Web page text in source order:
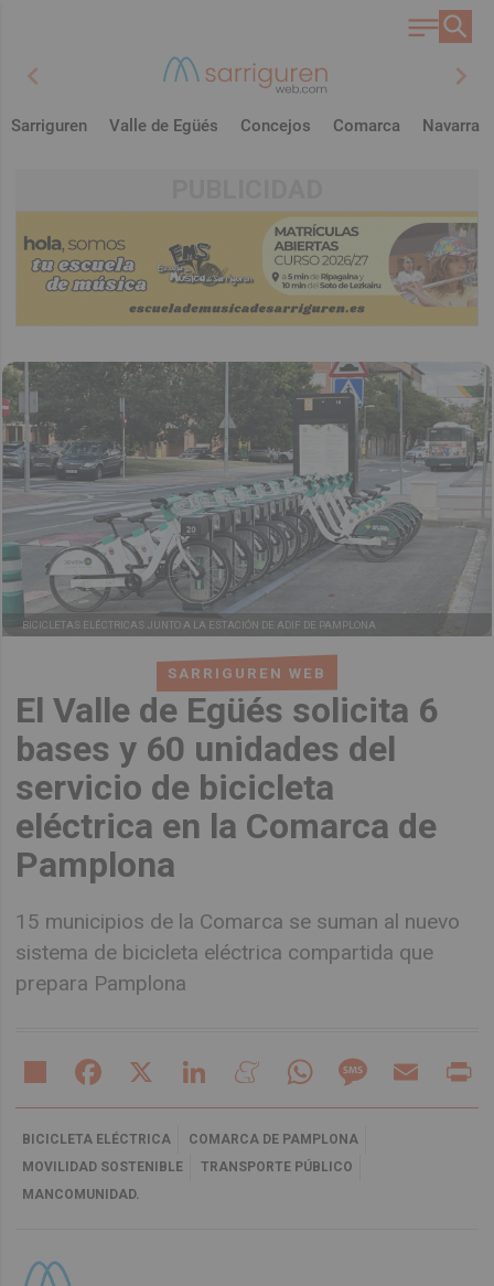
chevron_left chevron_right
Sarriguren Valle de Egüés Concejos Comarca Navarra
SARRIGUREN WEB
El Valle de Egüés solicita 6
bases y 60 unidades del
servicio de bicicleta
eléctrica en la Comarca de
Pamplona
15 municipios de la Comarca se suman al nuevo
sistema de bicicleta eléctrica compartida que
prepara Pamplona
BICICLETAS ELÉCTRICAS JUNTO A LA ESTACIÓN DE ADIF DE PAMPLONA
Share Facebook LinkedIn MeneameWhatsAppMessageEmail
BICICLETA ELÉCTRICA
COMARCA DE PAMPLONA
MOVILIDAD SOSTENIBLE
TRANSPORTE PÚBLICO
MANCOMUNIDAD.